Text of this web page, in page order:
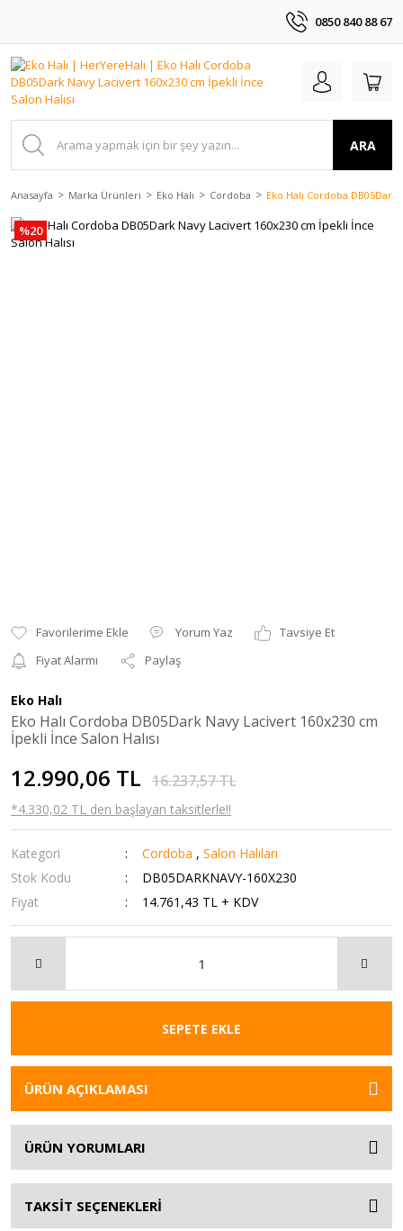
0850 840 88 67
ARA
Anasayfa Marka Ürünleri Eko Halı Cordoba Eko Halı Cordoba
%20
Yorum Yaz
Tavsiye Et
Fiyat Alarmı
Paylaş
Eko Halı
Eko Halı Cordoba DB05Dark Navy Lacivert 160x230 cm
İpekli İnce Salon Halısı
12.990,06 TL 16.237,57 TL
*4.330,02 TL den başlayan taksitlerle!!
Kategori Cordoba ,Salon Halıları
Stok Kodu
DB05DARKNAVY-160X230
Fiyat
14.761,43 TL + KDV
SEPETE EKLE
ÜRÜN AÇIKLAMASI
ÜRÜN YORUMLARI
TAKSİT SEÇENEKLERİ